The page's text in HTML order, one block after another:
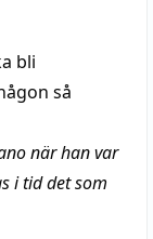
bli
så
när han var
i tid det som